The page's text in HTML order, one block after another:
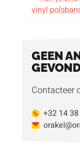
vinyl
GEEN
Contacteer
+32 14